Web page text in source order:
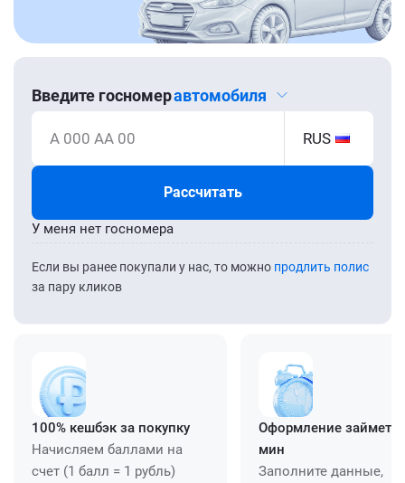
Введите госномеравтомобиля
А 000 АА 00 RUS
Рассчитать
Если вы ранее покупали у нас, то можно продлить полис
за пару кликов
У меня нет госномера
100% кешбэк за покупку
Начисляем баллами на
счет (1 балл = 1 рубль)
Оформление займет
мин
Заполните данные,